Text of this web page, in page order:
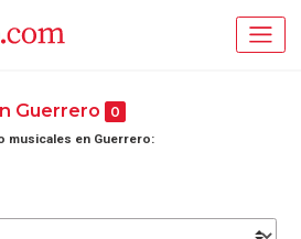
Guerrero 0
musicales en Guerrero: